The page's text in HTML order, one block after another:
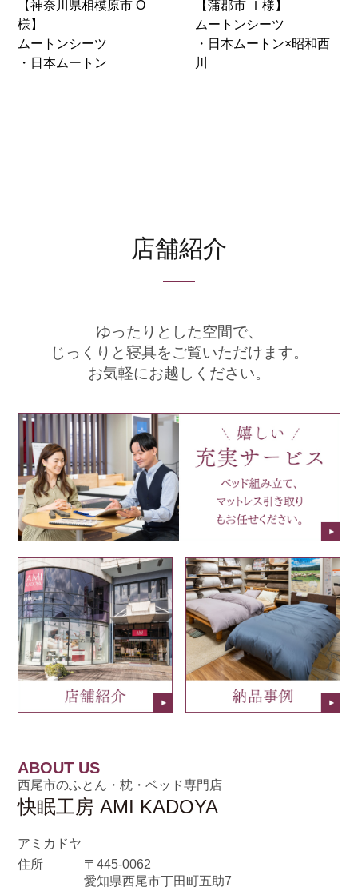
【神奈川県相模原市 O
様】
ムートンシーツ
・日本ムートン
【蒲郡市 Ｉ様】
ムートンシーツ
・日本ムートン×昭和西
川
店舗紹介
ゆったりとした空間で、
じっくりと寝具をご覧いただけます。
お気軽にお越しください。
ABOUT US
西尾市のふとん・枕・ベッド専門店
快眠工房 AMI KADOYA
アミカドヤ
住所
〒445-0062
愛知県西尾市丁田町五助7